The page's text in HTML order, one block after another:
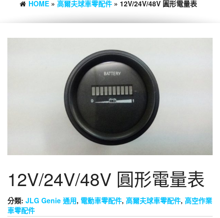
HOME » 高爾夫球車零配件 » 12V/24V/48V 圓形電量表
12V/24V/48V 圓形電量表
分類: JLG Genie 通用, 電動車零配件, 高爾夫球車零配件, 高空作業
車零配件